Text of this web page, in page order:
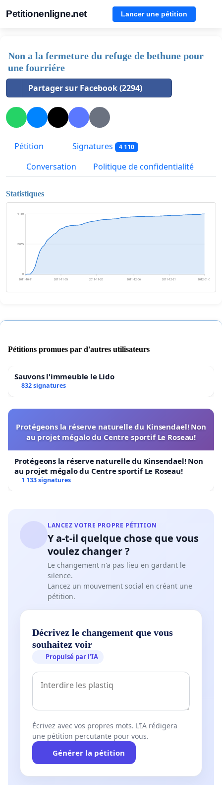
Petitionenligne.net Lancer une pétition
Non a la fermeture du refuge de bethune pour
une fourriére
Partager sur Facebook (2294)
Pétition Signatures 4 110
Conversation Politique de confidentialité
Statistiques
0
2 055
4 110
2011-10-21 2011-11-05 2011-11-20 2011-12-06 2011-12-21 2012-01-05
Pétitions promues par d'autres utilisateurs
Sauvons l'immeuble le Lido
832 signatures
Protégeons la réserve naturelle du Kinsendael! Non
au projet mégalo du Centre sportif Le Roseau!
Protégeons la réserve naturelle du Kinsendael! Non
au projet mégalo du Centre sportif Le Roseau!
1 133 signatures
LANCEZ VOTRE PROPRE PÉTITION
Y a-t-il quelque chose que vous
voulez changer ?
Le changement n'a pas lieu en gardant le
silence.
Lancez un mouvement social en créant une
pétition.
Décrivez le changement que vous
souhaitez voir
Propulsé par l’IA
Écrivez avec vos propres mots. L’IA rédigera
une pétition percutante pour vous.
Générer la pétition